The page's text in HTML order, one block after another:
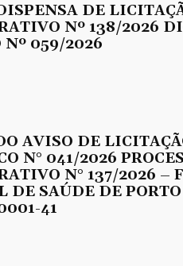
DE
Nº 138/2026
Nº 059/2026
AVISO DE
N° 041/2026
N° 137/2026 –
DE SAÚDE DE
41